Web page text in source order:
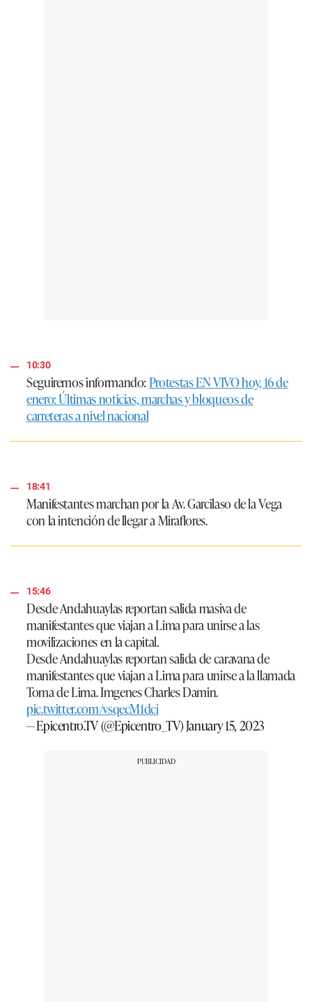
10:30
Seguiremos informando:Protestas EN VIVO hoy, 16 de
enero: Últimas noticias, marchas y bloqueos de
carreteras a nivel nacional
18:41
Manifestantes marchan por la Av. Garcilaso de la Vega
con la intención de llegar a Miraflores.
15:46
Desde Andahuaylas reportan salida masiva de
manifestantes que viajan a Lima para unirse a las
movilizaciones en la capital.
Desde Andahuaylas reportan salida de caravana de
manifestantes que viajan a Lima para unirse a la llamada
Toma de Lima. Imgenes Charles Damin.
pic.twitter.com/vsqecM1dci
— Epicentro.TV (@Epicentro_TV)January 15, 2023